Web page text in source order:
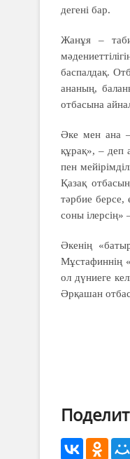
дегені бар.
Жанұя –
баспалдақ.
ананың,
отбасына
Әке мен ана –
құрақ», – деп
пен
Қазақ
тәрбие берсе,
соны ілерсің»
Әкенің
Мұстафиннің
ол дүниеге
Әрқашан